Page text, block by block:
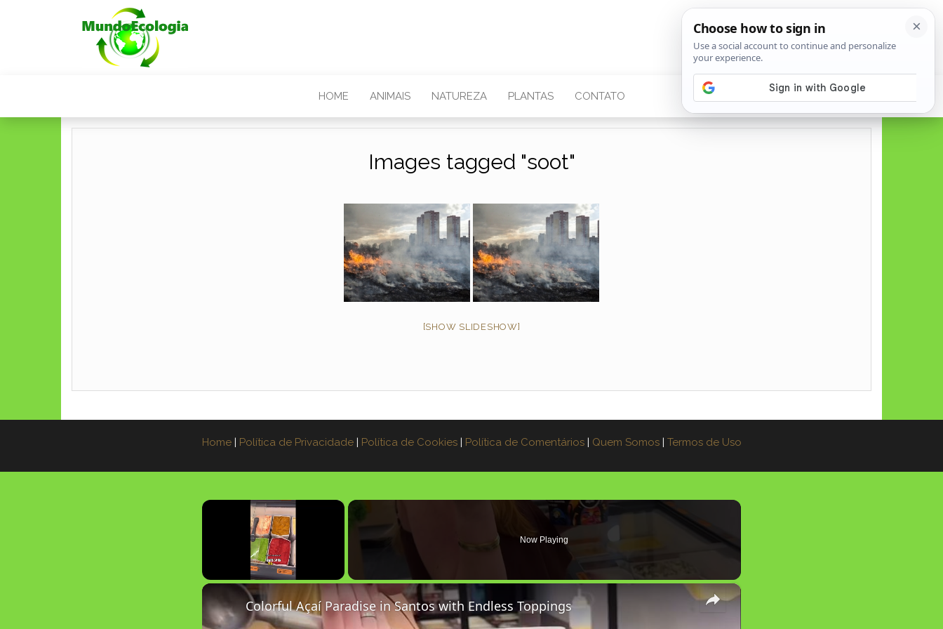
HOME ANIMAIS NATUREZA PLANTAS CONTATO
Images tagged "soot"
[SHOW SLIDESHOW]
Home | Política de Privacidade | Política de Cookies | Política de Comentários | Quem Somos | Termos de Uso
×
Unmute
Now Playing
×
Colorful Açaí Paradise in Santos with Endless Toppings